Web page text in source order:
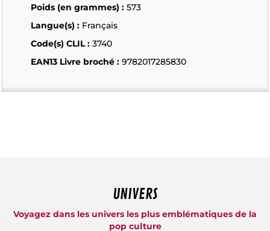
Poids (en grammes) : 573
Langue(s) : Français
Code(s) CLIL : 3740
EAN13 Livre broché : 9782017285830
UNIVERS
Voyagez dans les univers les plus emblématiques de la
pop culture